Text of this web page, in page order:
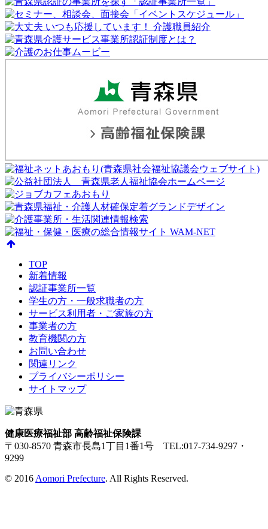
TOP
新着情報
認証事業所一覧
学生の方・一般求職者の方
サービス利用者・ご家族の方
事業者の方
教育機関の方
お問い合わせ
関連リンク
プライバシーポリシー
サイトマップ
健康医療福祉部 高齢福祉保険課
〒030-8570 青森市長島1丁目1番1号 TEL:017-734-9297・
9299
© 2016 Aomori Prefecture. All Rights Reserved.